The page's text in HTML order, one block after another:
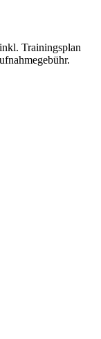
Trainingsplan